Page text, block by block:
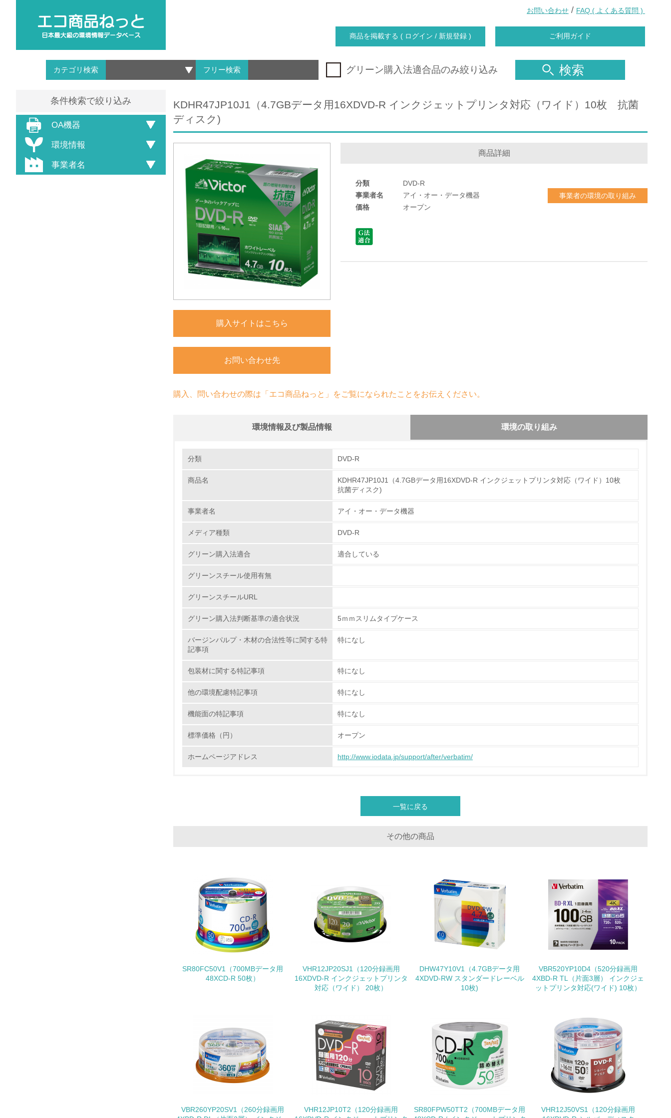
お問い合わせ / FAQ ( よくある質問 )
商品を掲載する ( ログイン / 新規登録 ) ご利用ガイド
カテゴリ検索 フリー検索 グリーン購入法適合品のみ絞り込み 検索
条件検索で絞り込み
OA機器
環境情報
事業者名
KDHR47JP10J1（4.7GBデータ用16XDVD-R インクジェットプリンタ対応（ワイド）10枚 抗菌
ディスク)
購入サイトはこちら
お問い合わせ先
商品詳細
分類
DVD-R
事業者名
アイ・オー・データ機器
価格
オープン
事業者の環境の取り組み
購入、問い合わせの際は「エコ商品ねっと」をご覧になられたことをお伝えください。
環境情報及び製品情報 環境の取り組み
1.環境取り組み体制
1. 環境方針を持っている
2. 環境対応の責任体制を定めている
3. 環境問題に関する従業員教育を行っている
4. 自社に関係する主要な環境法規制を把握し、順守している
5. 環境取り組み体制と成果を定期的に検証して次の活動に活かしている
6. 従業員が環境方針に基づいて自分の業務の中で行うべき環境対策を理解し、実践している
7.
環境活動に関する規格やプログラムを導入している
チェック項目
環境配慮型製品・サービスの製造・販売
11. <L1> 環境配慮型製品・サービスの製造・販売を積極的に行っている
12. <L2> 環境配慮型製品・サービスの製造・販売状況を把握し、具体的な販売目標や計画を立てている
グリーン購入
<L2> 購入している製品・サービスの量と種類を把握し、具体的な目標や計画を立てている
非該当（包装・物流を必要とする業務を行っていない）
分類 DVD-R
商品名
KDHR47JP10J1（4.7GBデータ用16XDVD-R インクジェットプリンタ対応（ワイド）10枚
抗菌ディスク)
事業者名 アイ・オー・データ機器
メディア種類 DVD-R
グリーン購入法適合 適合している
グリーンスチール使用有無
グリーンスチールURL
グリーン購入法判断基準の適合状況 5ｍｍスリムタイプケース
バージンパルプ・木材の合法性等に関する特
記事項
特になし
包装材に関する特記事項 特になし
他の環境配慮特記事項 特になし
機能面の特記事項 特になし
標準価格（円） オープン
ホームページアドレス http://www.iodata.jp/support/after/verbatim/
一覧に戻る
その他の商品
SR80FC50V1（700MBデータ用
48XCD-R 50枚）
VHR12JP20SJ1（120分録画用
16XDVD-R インクジェットプリンタ
対応（ワイド） 20枚）
DHW47Y10V1（4.7GBデータ用
4XDVD-RW スタンダードレーベル
10枚)
VBR520YP10D4（520分録画用
4XBD-R TL（片面3層） インクジェ
ットプリンタ対応(ワイド) 10枚）
VBR260YP20SV1（260分録画用
VHR12JP10T2（120分録画用
SR80FPW50TT2（700MBデータ用
VHR12J50VS1（120分録画用